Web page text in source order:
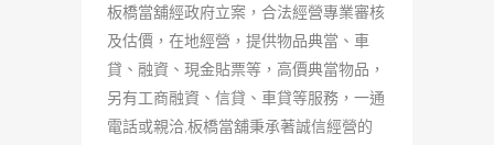
板橋當舖經政府立案，合法經營專業審核
及估價，在地經營，提供物品典當、車
貸、融資、現金貼票等，高價典當物品，
另有工商融資、信貸、車貸等服務，一通
電話或親洽,板橋當舖秉承著誠信經營的